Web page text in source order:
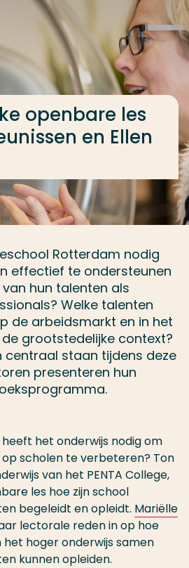
les Mariëlle Theunissen
openbare les
en Ellen
Rotterdam nodig
effectief te ondersteunen
hun talenten als
Welke talenten
de arbeidsmarkt en in het
grootstedelijke context?
centraal staan tijdens deze
presenteren hun
het onderwijs nodig om
scholen te verbeteren? Ton
van het PENTA College,
les hoe zijn school
begeleidt en opleidt. Mariëlle
lectorale reden in op hoe
hoger onderwijs samen
kunnen opleiden.